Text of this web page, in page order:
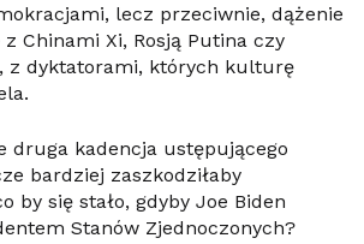
lecz przeciwnie, dążenie
Chinami Xi, Rosją Putina czy
z dyktatorami, których kulturę
druga kadencja ustępującego
bardziej zaszkodziłaby
by się stało, gdyby Joe Biden
Stanów Zjednoczonych?